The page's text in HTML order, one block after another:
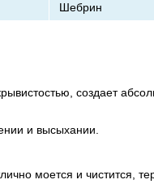
Шебрин
создает
и высыхании.
моется и чистится,